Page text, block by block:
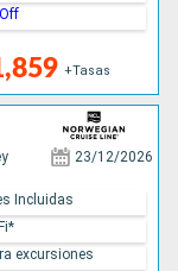
+Tasas
23/12/2026
Incluidas
excursiones